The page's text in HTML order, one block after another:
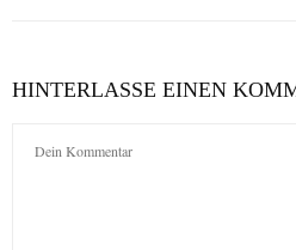
HINTERLASSE EINEN